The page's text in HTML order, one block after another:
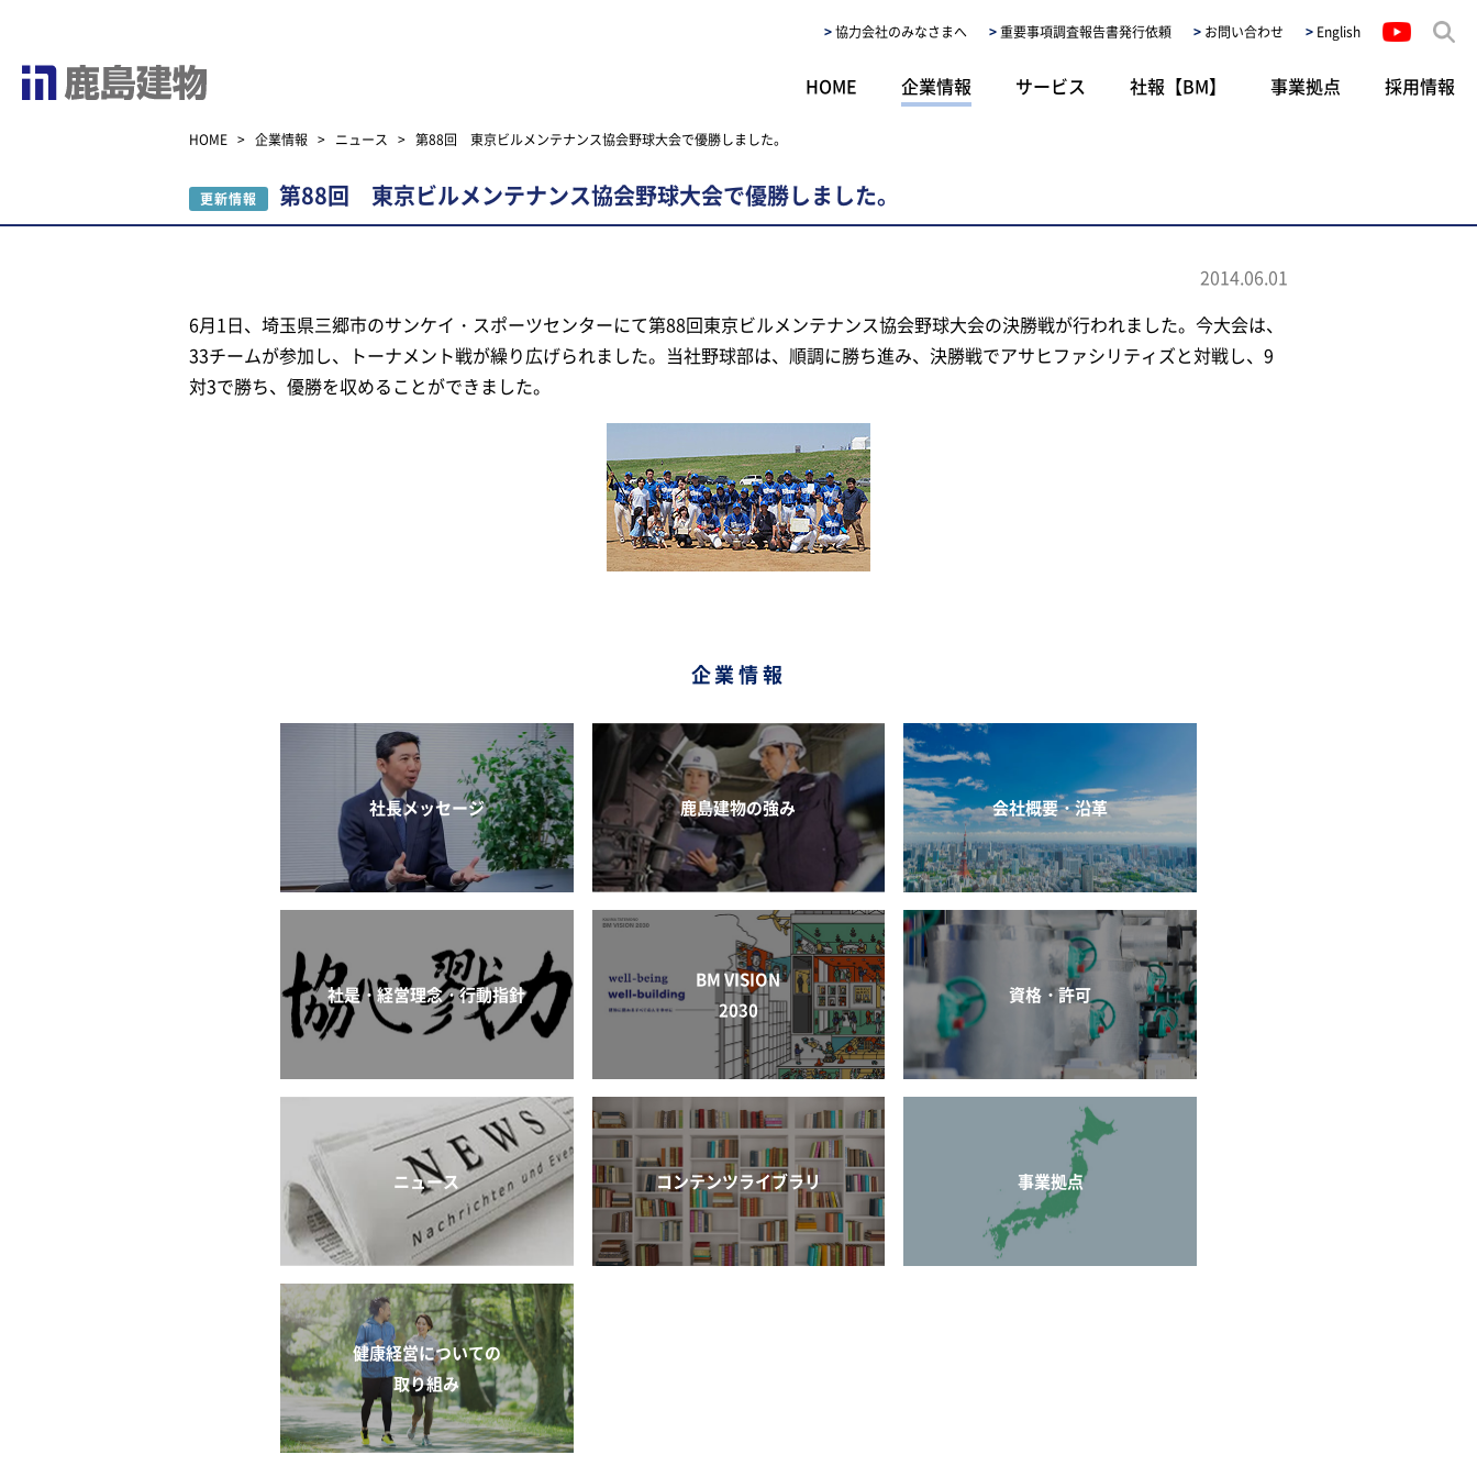
協力会社のみなさまへ 重要事項調査報告書発行依頼 お問い合わせ English
HOME 企業情報 サービス 社報【BM】 事業拠点 採用情報
HOME > 企業情報 > ニュース > 第88回 東京ビルメンテナンス協会野球大会で優勝しました。
更新情報 第88回 東京ビルメンテナンス協会野球大会で優勝しました。
2014.06.01
6月1日、埼玉県三郷市のサンケイ・スポーツセンターにて第88回東京ビルメンテナンス協会野球大会の決勝戦が行われました。今大会は、
33チームが参加し、トーナメント戦が繰り広げられました。当社野球部は、順調に勝ち進み、決勝戦でアサヒファシリティズと対戦し、9
対3で勝ち、優勝を収めることができました。
企業情報
社長メッセージ 鹿島建物の強み 会社概要・沿革
社是・経営理念・行動指針
BM VISION
2030
資格・許可
ニュース コンテンツライブラリ 事業拠点
健康経営についての
取り組み